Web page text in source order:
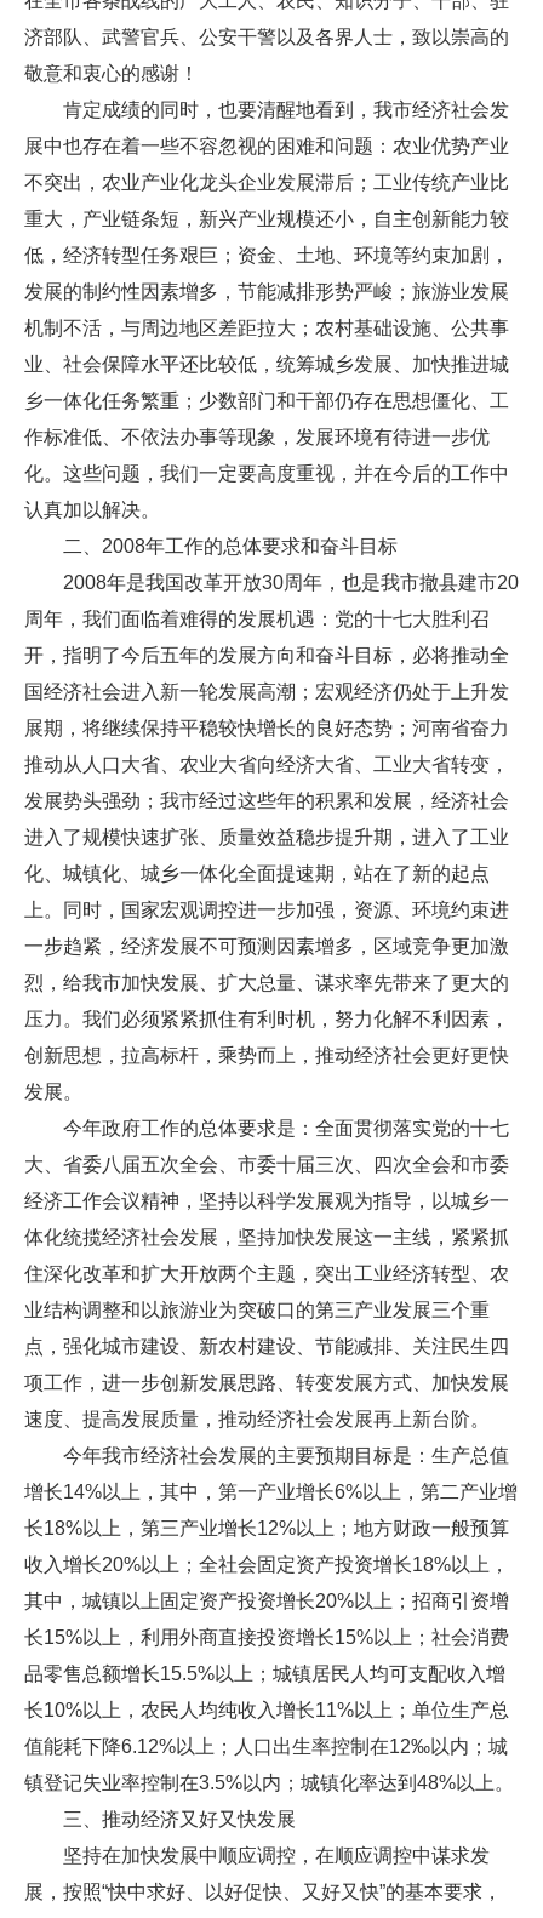
济部队、武警官兵、公安干警以及各界人士，致以崇高的
敬意和衷心的感谢！
肯定成绩的同时，也要清醒地看到，我市经济社会发
展中也存在着一些不容忽视的困难和问题：农业优势产业
不突出，农业产业化龙头企业发展滞后；工业传统产业比
重大，产业链条短，新兴产业规模还小，自主创新能力较
低，经济转型任务艰巨；资金、土地、环境等约束加剧，
发展的制约性因素增多，节能减排形势严峻；旅游业发展
机制不活，与周边地区差距拉大；农村基础设施、公共事
业、社会保障水平还比较低，统筹城乡发展、加快推进城
乡一体化任务繁重；少数部门和干部仍存在思想僵化、工
作标准低、不依法办事等现象，发展环境有待进一步优
化。这些问题，我们一定要高度重视，并在今后的工作中
认真加以解决。
二、2008年工作的总体要求和奋斗目标
2008年是我国改革开放30周年，也是我市撤县建市20
周年，我们面临着难得的发展机遇：党的十七大胜利召
开，指明了今后五年的发展方向和奋斗目标，必将推动全
国经济社会进入新一轮发展高潮；宏观经济仍处于上升发
展期，将继续保持平稳较快增长的良好态势；河南省奋力
推动从人口大省、农业大省向经济大省、工业大省转变，
发展势头强劲；我市经过这些年的积累和发展，经济社会
进入了规模快速扩张、质量效益稳步提升期，进入了工业
化、城镇化、城乡一体化全面提速期，站在了新的起点
上。同时，国家宏观调控进一步加强，资源、环境约束进
一步趋紧，经济发展不可预测因素增多，区域竞争更加激
烈，给我市加快发展、扩大总量、谋求率先带来了更大的
压力。我们必须紧紧抓住有利时机，努力化解不利因素，
创新思想，拉高标杆，乘势而上，推动经济社会更好更快
发展。
今年政府工作的总体要求是：全面贯彻落实党的十七
大、省委八届五次全会、市委十届三次、四次全会和市委
经济工作会议精神，坚持以科学发展观为指导，以城乡一
体化统揽经济社会发展，坚持加快发展这一主线，紧紧抓
住深化改革和扩大开放两个主题，突出工业经济转型、农
业结构调整和以旅游业为突破口的第三产业发展三个重
点，强化城市建设、新农村建设、节能减排、关注民生四
项工作，进一步创新发展思路、转变发展方式、加快发展
速度、提高发展质量，推动经济社会发展再上新台阶。
今年我市经济社会发展的主要预期目标是：生产总值
增长14%以上，其中，第一产业增长6%以上，第二产业增
长18%以上，第三产业增长12%以上；地方财政一般预算
收入增长20%以上；全社会固定资产投资增长18%以上，
其中，城镇以上固定资产投资增长20%以上；招商引资增
长15%以上，利用外商直接投资增长15%以上；社会消费
品零售总额增长15.5%以上；城镇居民人均可支配收入增
长10%以上，农民人均纯收入增长11%以上；单位生产总
值能耗下降6.12%以上；人口出生率控制在12‰以内；城
镇登记失业率控制在3.5%以内；城镇化率达到48%以上。
三、推动经济又好又快发展
坚持在加快发展中顺应调控，在顺应调控中谋求发
展，按照“快中求好、以好促快、又好又快”的基本要求，